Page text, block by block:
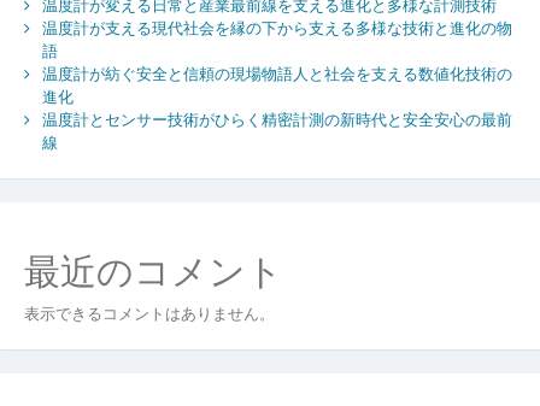
温度計が変える日常と産業最前線を支える進化と多様な計測技術
温度計が支える現代社会を縁の下から支える多様な技術と進化の物
語
温度計が紡ぐ安全と信頼の現場物語人と社会を支える数値化技術の
進化
温度計とセンサー技術がひらく精密計測の新時代と安全安心の最前
線
最近のコメント
表示できるコメントはありません。